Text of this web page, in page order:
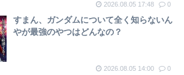
2026.08.05 17:48 0
すまん、ガンダムについて全く知らないん
やが最強のやつはどんなの？
2026.08.05 14:00 0